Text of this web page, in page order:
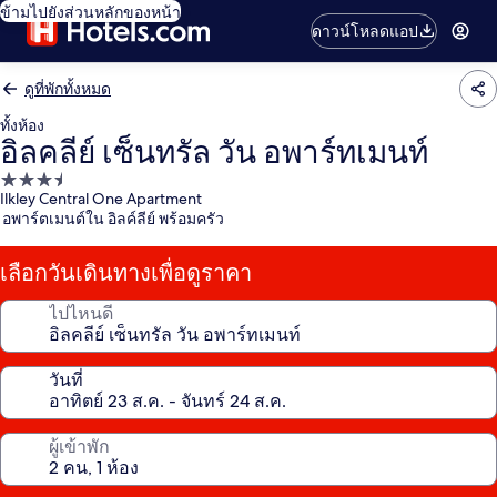
ข้ามไปยังส่วนหลักของหน้า
ดาวน์โหลดแอป
ดูที่พักทั้งหมด
ทั้งห้อง
อิลคลีย์ เซ็นทรัล วัน อพาร์ทเมนท์
ที่พัก
3.5
Ilkley Central One Apartment
อพาร์ตเมนต์ใน อิลค์ลีย์ พร้อมครัว
เลือกวันเดินทางเพื่อดูราคา
ไปไหนดี
วันที่
ผู้เข้าพัก